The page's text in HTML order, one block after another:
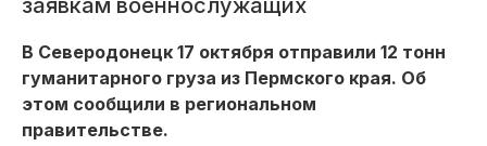
В Северодонецк 17 октября отправили 12 тонн
гуманитарного груза из Пермского края. Об
этом сообщили в региональном
правительстве.